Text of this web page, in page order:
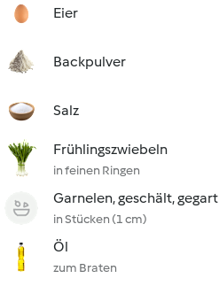
Eier
Backpulver
Salz
Frühlingszwiebeln
in feinen Ringen
Garnelen, geschält, gegart
in Stücken (1 cm)
Öl
zum Braten